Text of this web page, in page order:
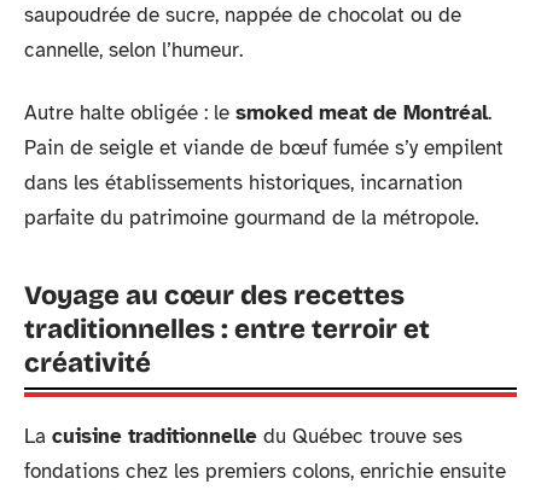
saupoudrée de sucre, nappée de chocolat ou de
cannelle, selon l’humeur.
Autre halte obligée : le smoked meat de Montréal.
Pain de seigle et viande de bœuf fumée s’y empilent
dans les établissements historiques, incarnation
parfaite du patrimoine gourmand de la métropole.
Voyage au cœur des recettes
traditionnelles : entre terroir et
créativité
La cuisine traditionnelle du Québec trouve ses
fondations chez les premiers colons, enrichie ensuite